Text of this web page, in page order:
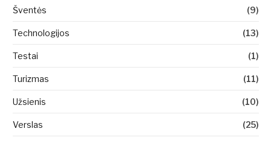
Šventės (9)
Technologijos (13)
Testai (1)
Turizmas (11)
Užsienis (10)
Verslas (25)